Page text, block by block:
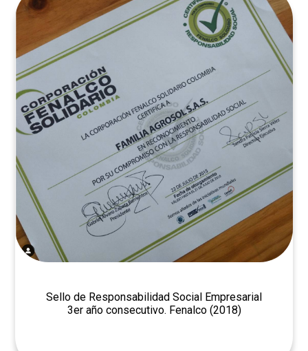
Sello de Responsabilidad Social Empresarial
3er año consecutivo. Fenalco (2018)